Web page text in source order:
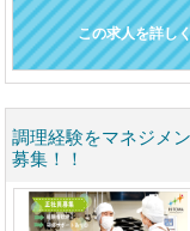
この求人を詳し
調理経験をマネジメ
募集！！